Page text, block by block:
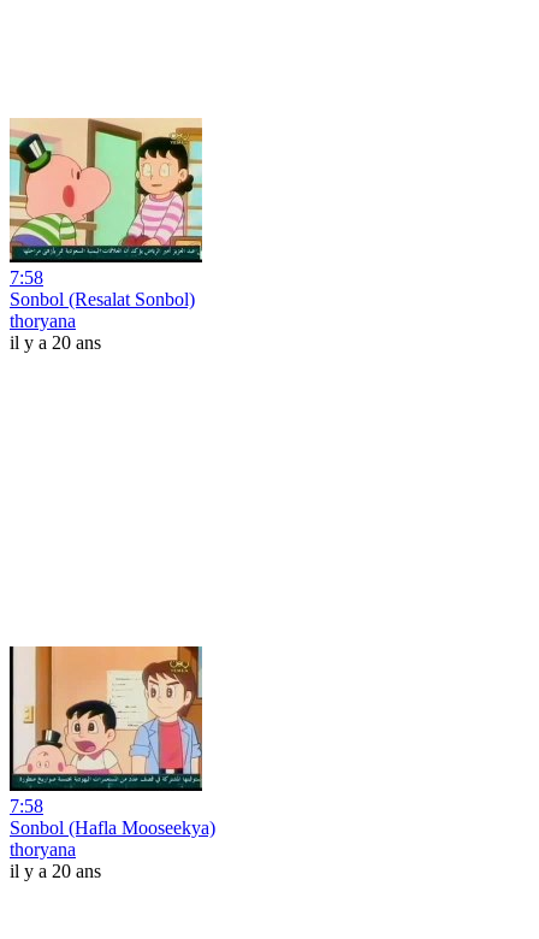
7:58
Sonbol (Resalat Sonbol)
thoryana
il y a 20 ans
7:58
Sonbol (Hafla Mooseekya)
thoryana
il y a 20 ans